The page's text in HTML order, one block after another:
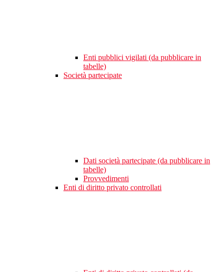
Enti pubblici vigilati (da pubblicare in
tabelle)
Società partecipate
Dati società partecipate (da pubblicare in
tabelle)
Provvedimenti
Enti di diritto privato controllati